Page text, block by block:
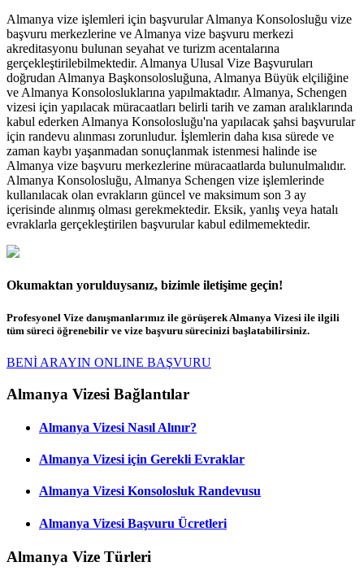
Almanya vize işlemleri için başvurular Almanya Konsolosluğu vize
başvuru merkezlerine ve Almanya vize başvuru merkezi
akreditasyonu bulunan seyahat ve turizm acentalarına
gerçekleştirilebilmektedir. Almanya Ulusal Vize Başvuruları
doğrudan Almanya Başkonsolosluğuna, Almanya Büyük elçiliğine
ve Almanya Konsolosluklarına yapılmaktadır. Almanya, Schengen
vizesi için yapılacak müracaatları belirli tarih ve zaman aralıklarında
kabul ederken Almanya Konsolosluğu'na yapılacak şahsi başvurular
için randevu alınması zorunludur. İşlemlerin daha kısa sürede ve
zaman kaybı yaşanmadan sonuçlanmak istenmesi halinde ise
Almanya vize başvuru merkezlerine müracaatlarda bulunulmalıdır.
Almanya Konsolosluğu, Almanya Schengen vize işlemlerinde
kullanılacak olan evrakların güncel ve maksimum son 3 ay
içerisinde alınmış olması gerekmektedir. Eksik, yanlış veya hatalı
evraklarla gerçekleştirilen başvurular kabul edilmemektedir.
Okumaktan yorulduysanız, bizimle iletişime geçin!
Profesyonel Vize danışmanlarımız ile görüşerek Almanya Vizesi ile ilgili
tüm süreci öğrenebilir ve vize başvuru sürecinizi başlatabilirsiniz.
BENİ ARAYIN ONLINE BAŞVURU
Almanya Vizesi Bağlantılar
Almanya Vizesi Nasıl Alınır?
Almanya Vizesi için Gerekli Evraklar
Almanya Vizesi Konsolosluk Randevusu
Almanya Vizesi Başvuru Ücretleri
Almanya Vize Türleri